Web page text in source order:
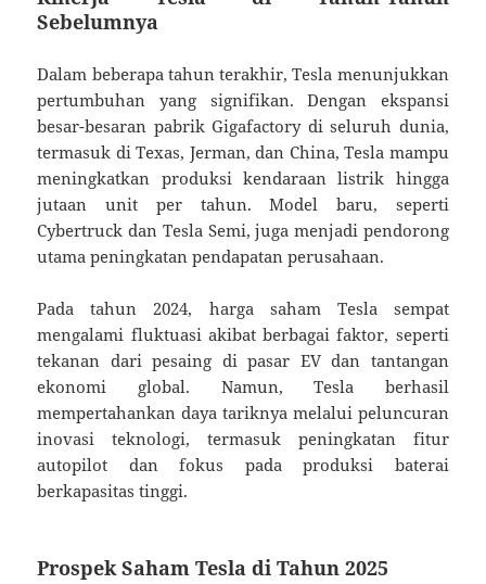
Sebelumnya
Dalam beberapa tahun terakhir, Tesla menunjukkan
pertumbuhan yang signifikan. Dengan ekspansi
besar-besaran pabrik Gigafactory di seluruh dunia,
termasuk di Texas, Jerman, dan China, Tesla mampu
meningkatkan produksi kendaraan listrik hingga
jutaan unit per tahun. Model baru, seperti
Cybertruck dan Tesla Semi, juga menjadi pendorong
utama peningkatan pendapatan perusahaan.
Pada tahun 2024, harga saham Tesla sempat
mengalami fluktuasi akibat berbagai faktor, seperti
tekanan dari pesaing di pasar EV dan tantangan
ekonomi global. Namun, Tesla berhasil
mempertahankan daya tariknya melalui peluncuran
inovasi teknologi, termasuk peningkatan fitur
autopilot dan fokus pada produksi baterai
berkapasitas tinggi.
Prospek Saham Tesla di Tahun 2025